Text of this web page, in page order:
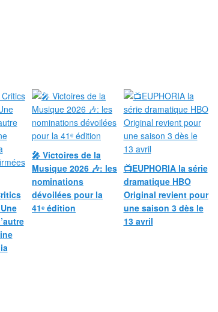
🎤 Victoires de la
Musique 2026 🎶: les
nominations
dévoilées pour la
41ᵉ édition
📺EUPHORIA la série
dramatique HBO
Original revient pour
une saison 3 dès le
13 avril